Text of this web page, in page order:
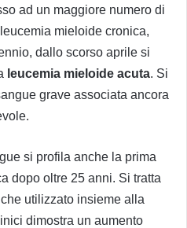
ad un maggiore numero di
mieloide cronica,
dallo scorso aprile si
leucemia mieloide acuta. Si
grave associata ancora
si profila anche la prima
dopo oltre 25 anni. Si tratta
che utilizzato insieme alla
dimostra un aumento